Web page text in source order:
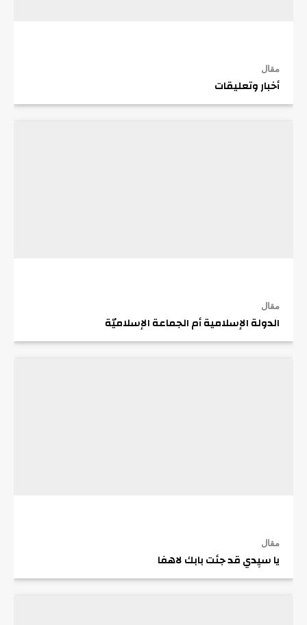
مقال
أخبار وتعليقات
مقال
الدولة الإسلامية أم الجماعة الإسلاميّة
مقال
يا سيِدي قد جئت بابك لاهفا